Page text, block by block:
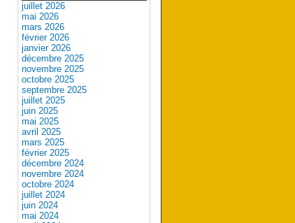
juillet 2026
mai 2026
mars 2026
février 2026
janvier 2026
décembre 2025
novembre 2025
octobre 2025
septembre 2025
juillet 2025
juin 2025
mai 2025
avril 2025
mars 2025
février 2025
décembre 2024
novembre 2024
octobre 2024
juillet 2024
juin 2024
mai 2024